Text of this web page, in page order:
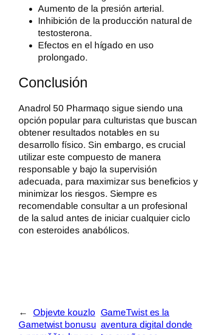
Aumento de la presión arterial.
Inhibición de la producción natural de
testosterona.
Efectos en el hígado en uso
prolongado.
Conclusión
Anadrol 50 Pharmaqo sigue siendo una
opción popular para culturistas que buscan
obtener resultados notables en su
desarrollo físico. Sin embargo, es crucial
utilizar este compuesto de manera
responsable y bajo la supervisión
adecuada, para maximizar sus beneficios y
minimizar los riesgos. Siempre es
recomendable consultar a un profesional
de la salud antes de iniciar cualquier ciclo
con esteroides anabólicos.
←
Objevte kouzlo
Gametwist bonusu
GameTwist es la
aventura digital donde